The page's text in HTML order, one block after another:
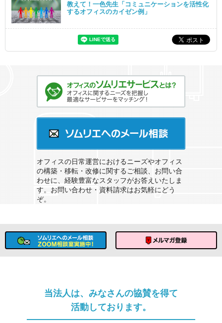
教えて！一色先生「コミュニケーションを活性化
するオフィスのカイゼン例」
オフィスの日常運営におけるニーズやオフィス
の構築・移転・改修に関するご相談、お問い合
わせに、経験豊富なスタッフがお答えいたしま
す。お問い合わせ・資料請求はお気軽にどう
ぞ。
当法人は、みなさんの協賛を得て
活動しております。